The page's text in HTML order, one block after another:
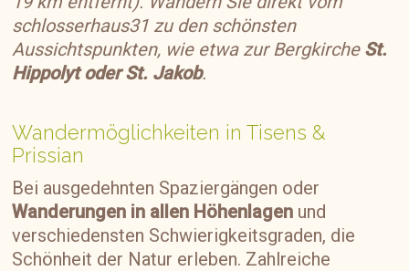
schlosserhaus31 zu den schönsten
Aussichtspunkten, wie etwa zur Bergkirche St.
Hippolyt oder St. Jakob.
Wandermöglichkeiten in Tisens &
Prissian
Bei ausgedehnten Spaziergängen oder
Wanderungen in allen Höhenlagen und
verschiedensten Schwierigkeitsgraden, die
Schönheit der Natur erleben. Zahlreiche